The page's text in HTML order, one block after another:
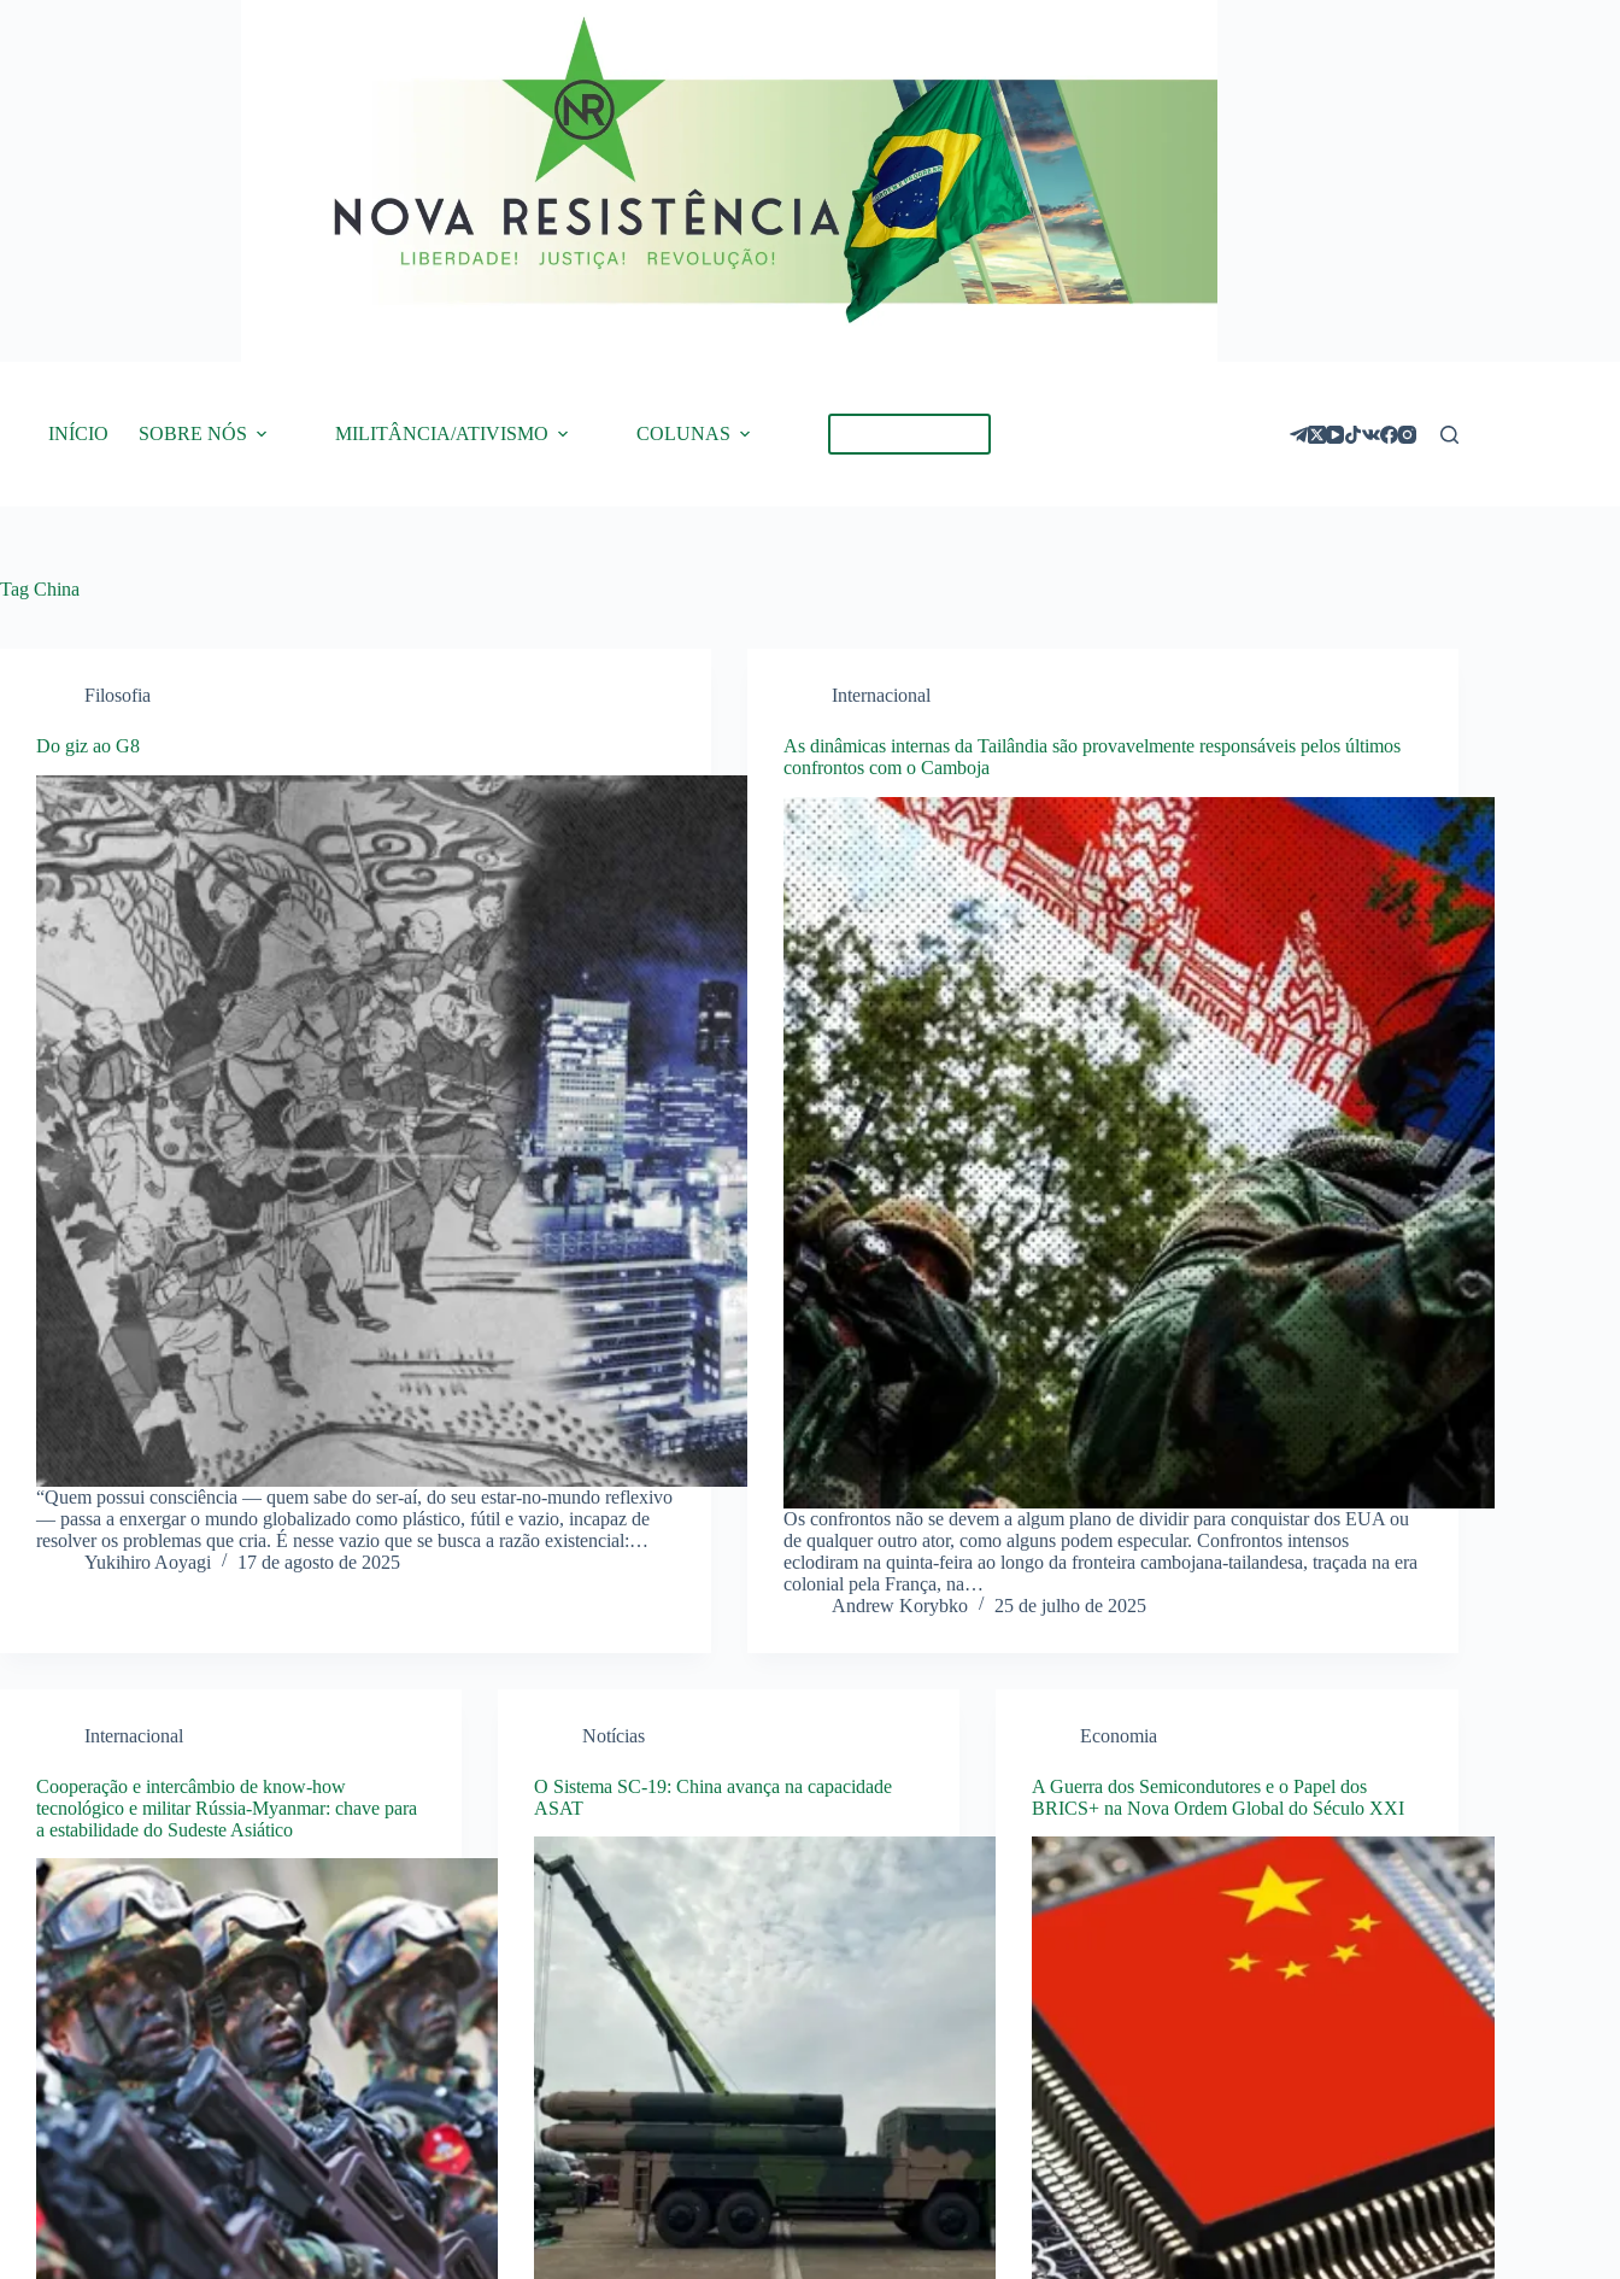
INÍCIO SOBRE NÓS MILITÂNCIA/ATIVISMO COLUNAS
Tag China
Filosofia
Do giz ao G8
“Quem possui consciência — quem sabe do ser-aí, do seu estar-no-mundo reflexivo
— passa a enxergar o mundo globalizado como plástico, fútil e vazio, incapaz de
resolver os problemas que cria. É nesse vazio que se busca a razão existencial:…
Yukihiro Aoyagi
17 de agosto de 2025
Internacional
As dinâmicas internas da Tailândia são provavelmente responsáveis pelos últimos
confrontos com o Camboja
Os confrontos não se devem a algum plano de dividir para conquistar dos EUA ou
de qualquer outro ator, como alguns podem especular. Confrontos intensos
eclodiram na quinta-feira ao longo da fronteira cambojana-tailandesa, traçada na era
colonial pela França, na…
Andrew Korybko
25 de julho de 2025
Internacional
Cooperação e intercâmbio de know-how
tecnológico e militar Rússia-Myanmar: chave para
a estabilidade do Sudeste Asiático
Notícias
O Sistema SC-19: China avança na capacidade
ASAT
Economia
A Guerra dos Semicondutores e o Papel dos
BRICS+ na Nova Ordem Global do Século XXI